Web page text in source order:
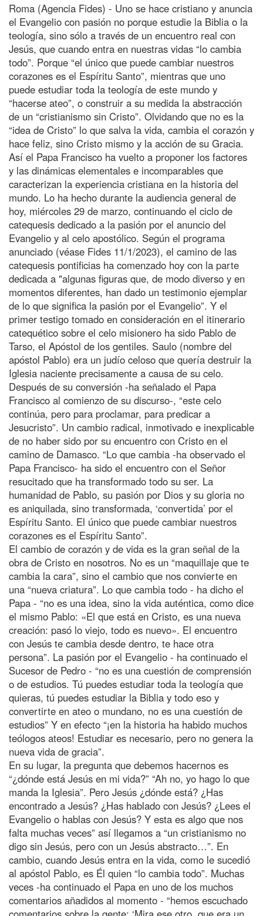
Roma (Agencia Fides) - Uno se hace cristiano y anuncia
el Evangelio con pasión no porque estudie la Biblia o la
teología, sino sólo a través de un encuentro real con
Jesús, que cuando entra en nuestras vidas “lo cambia
todo”. Porque “el único que puede cambiar nuestros
corazones es el Espíritu Santo”, mientras que uno
puede estudiar toda la teología de este mundo y
“hacerse ateo”, o construir a su medida la abstracción
de un “cristianismo sin Cristo”. Olvidando que no es la
“idea de Cristo” lo que salva la vida, cambia el corazón y
hace feliz, sino Cristo mismo y la acción de su Gracia.
Así el Papa Francisco ha vuelto a proponer los factores
y las dinámicas elementales e incomparables que
caracterizan la experiencia cristiana en la historia del
mundo. Lo ha hecho durante la audiencia general de
hoy, miércoles 29 de marzo, continuando el ciclo de
catequesis dedicado a la pasión por el anuncio del
Evangelio y al celo apostólico. Según el programa
anunciado (véase Fides 11/1/2023), el camino de las
catequesis pontificias ha comenzado hoy con la parte
dedicada a "algunas figuras que, de modo diverso y en
momentos diferentes, han dado un testimonio ejemplar
de lo que significa la pasión por el Evangelio”. Y el
primer testigo tomado en consideración en el itinerario
catequético sobre el celo misionero ha sido Pablo de
Tarso, el Apóstol de los gentiles. Saulo (nombre del
apóstol Pablo) era un judío celoso que quería destruir la
Iglesia naciente precisamente a causa de su celo.
Después de su conversión -ha señalado el Papa
Francisco al comienzo de su discurso-, “este celo
continúa, pero para proclamar, para predicar a
Jesucristo”. Un cambio radical, inmotivado e inexplicable
de no haber sido por su encuentro con Cristo en el
camino de Damasco. “Lo que cambia -ha observado el
Papa Francisco- ha sido el encuentro con el Señor
resucitado que ha transformado todo su ser. La
humanidad de Pablo, su pasión por Dios y su gloria no
es aniquilada, sino transformada, ‘convertida’ por el
Espíritu Santo. El único que puede cambiar nuestros
corazones es el Espíritu Santo”.
El cambio de corazón y de vida es la gran señal de la
obra de Cristo en nosotros. No es un “maquillaje que te
cambia la cara”, sino el cambio que nos convierte en
una “nueva criatura”. Lo que cambia todo - ha dicho el
Papa - “no es una idea, sino la vida auténtica, como dice
el mismo Pablo: «El que está en Cristo, es una nueva
creación: pasó lo viejo, todo es nuevo». El encuentro
con Jesús te cambia desde dentro, te hace otra
persona”. La pasión por el Evangelio - ha continuado el
Sucesor de Pedro - “no es una cuestión de comprensión
o de estudios. Tú puedes estudiar toda la teología que
quieras, tú puedes estudiar la Biblia y todo eso y
convertirte en ateo o mundano, no es una cuestión de
estudios” Y en efecto “¡en la historia ha habido muchos
teólogos ateos! Estudiar es necesario, pero no genera la
nueva vida de gracia”.
En su lugar, la pregunta que debemos hacernos es
“¿dónde está Jesús en mi vida?” “Ah no, yo hago lo que
manda la Iglesia”. Pero Jesús ¿dónde está? ¿Has
encontrado a Jesús? ¿Has hablado con Jesús? ¿Lees el
Evangelio o hablas con Jesús? Y esta es algo que nos
falta muchas veces” así llegamos a “un cristianismo no
digo sin Jesús, pero con un Jesús abstracto…”. En
cambio, cuando Jesús entra en la vida, como le sucedió
al apóstol Pablo, es Él quien “lo cambia todo”. Muchas
veces -ha continuado el Papa en uno de los muchos
comentarios añadidos al momento - “hemos escuchado